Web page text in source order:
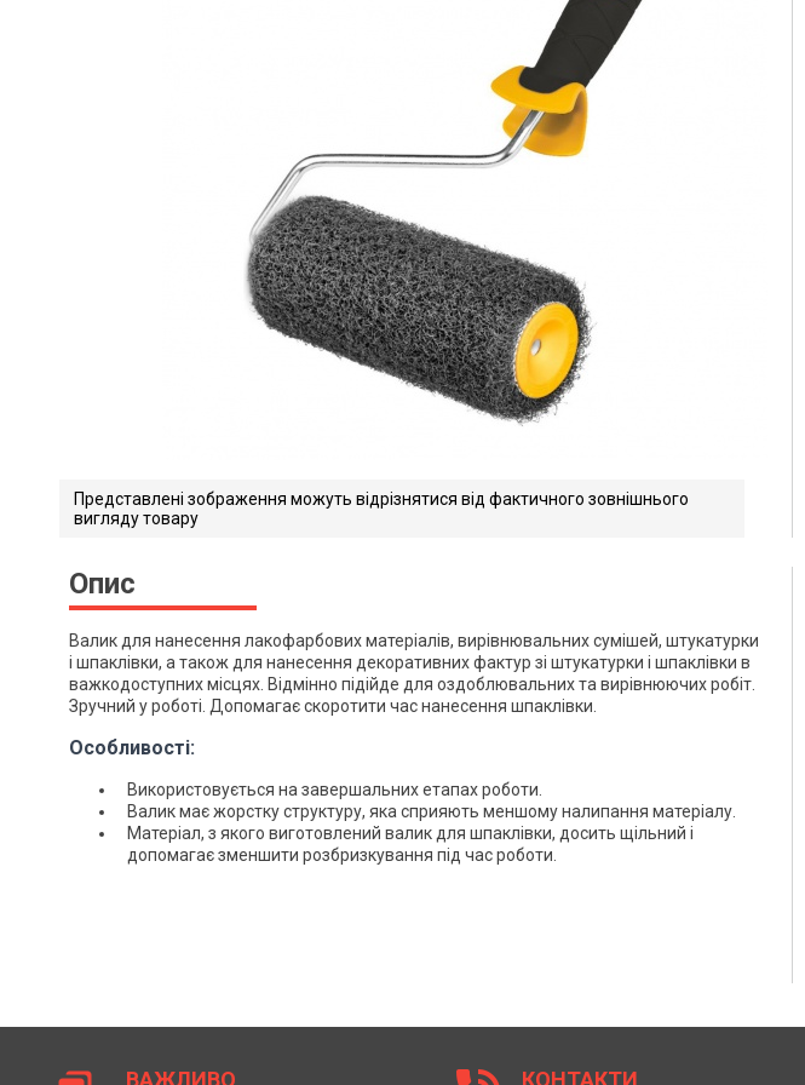
Представлені зображення можуть відрізнятися від фактичного зовнішнього
вигляду товару
Опис
Валик для нанесення лакофарбових матеріалів, вирівнювальних сумішей, штукатурки
і шпаклівки, а також для нанесення декоративних фактур зі штукатурки і шпаклівки в
важкодоступних місцях. Відмінно підійде для оздоблювальних та вирівнюючих робіт.
Зручний у роботі. Допомагає скоротити час нанесення шпаклівки.
Особливості:
Використовується на завершальних етапах роботи.
Валик має жорстку структуру, яка сприяють меншому налипання матеріалу.
Матеріал, з якого виготовлений валик для шпаклівки, досить щільний і
допомагає зменшити розбризкування під час роботи.
ВАЖЛИВО КОНТАКТИ